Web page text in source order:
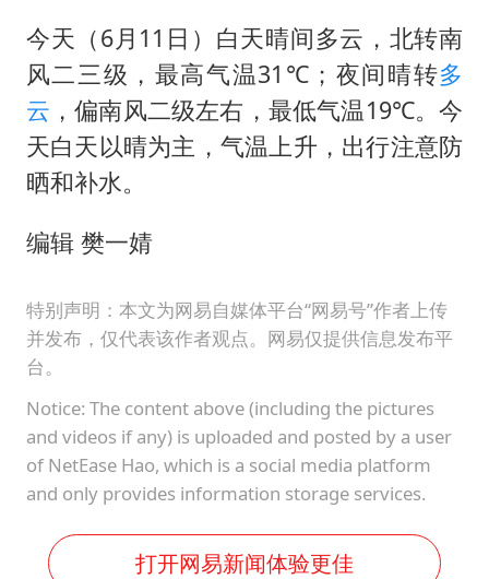
今天（6月11日）白天晴间多云，北转南
风二三级，最高气温31℃；夜间晴转多
云 ，偏南风二级左右，最低气温19℃。今
天白天以晴为主，气温上升，出行注意防
晒和补水。
编辑 樊一婧
特别声明：本文为网易自媒体平台“网易号”作者上传
并发布，仅代表该作者观点。网易仅提供信息发布平
台。
Notice: The content above (including the pictures
and videos if any) is uploaded and posted by a user
of NetEase Hao, which is a social media platform
and only provides information storage services.
打开网易新闻体验更佳